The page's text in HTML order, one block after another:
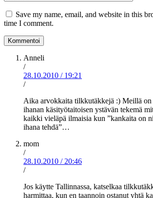
Save my name, email, and website in this
time I comment.
Anneli
/
28.10.2010 / 19:21
/
Aika arvokkaita tilkkutäkkejä :) Meillä on
ihanan käsityötaitoisen ystävän tekemä
kaikki vieläpä ilmaisia kun ”kankaita on
ihana tehdä”…
mom
/
28.10.2010 / 20:46
/
Jos käytte Tallinnassa, katselkaa
harmittaa, kun en taannoin ostanut yhtä